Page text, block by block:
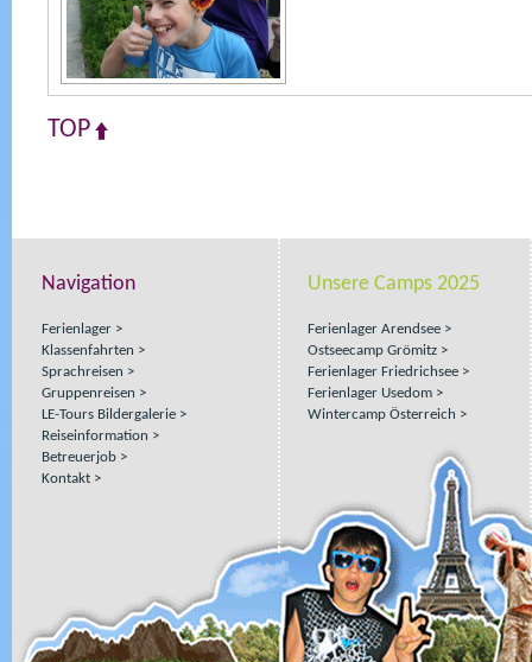
TOP
Navigation
Ferienlager
Klassenfahrten
Sprachreisen
Gruppenreisen
LE-Tours Bildergalerie
Reiseinformation
Betreuerjob
Kontakt
Unsere Camps 2025
Ferienlager Arendsee
Ostseecamp Grömitz
Ferienlager Friedrichsee
Ferienlager Usedom
Wintercamp Österreich